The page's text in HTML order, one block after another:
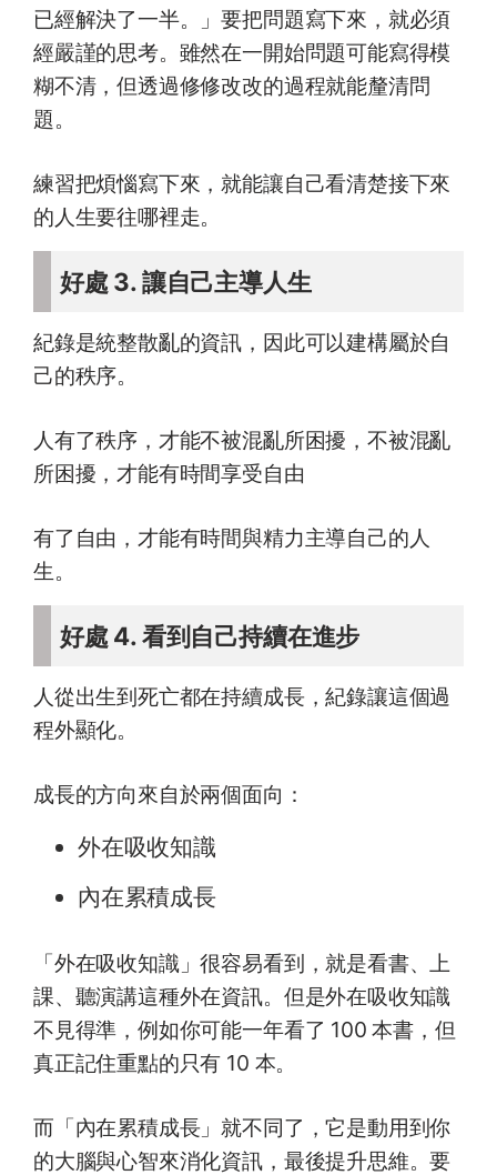
已經解決了一半。」要把問題寫下來，就必須
經嚴謹的思考。雖然在一開始問題可能寫得模
糊不清，但透過修修改改的過程就能釐清問
題。
練習把煩惱寫下來，就能讓自己看清楚接下來
的人生要往哪裡走。
好處 3. 讓自己主導人生
紀錄是統整散亂的資訊，因此可以建構屬於自
己的秩序。
人有了秩序，才能不被混亂所困擾，不被混亂
所困擾，才能有時間享受自由
有了自由，才能有時間與精力主導自己的人
生。
好處 4. 看到自己持續在進步
人從出生到死亡都在持續成長，紀錄讓這個過
程外顯化。
成長的方向來自於兩個面向：
外在吸收知識
內在累積成長
「外在吸收知識」很容易看到，就是看書、上
課、聽演講這種外在資訊。但是外在吸收知識
不見得準，例如你可能一年看了 100 本書，但
真正記住重點的只有 10 本。
而「內在累積成長」就不同了，它是動用到你
的大腦與心智來消化資訊，最後提升思維。要